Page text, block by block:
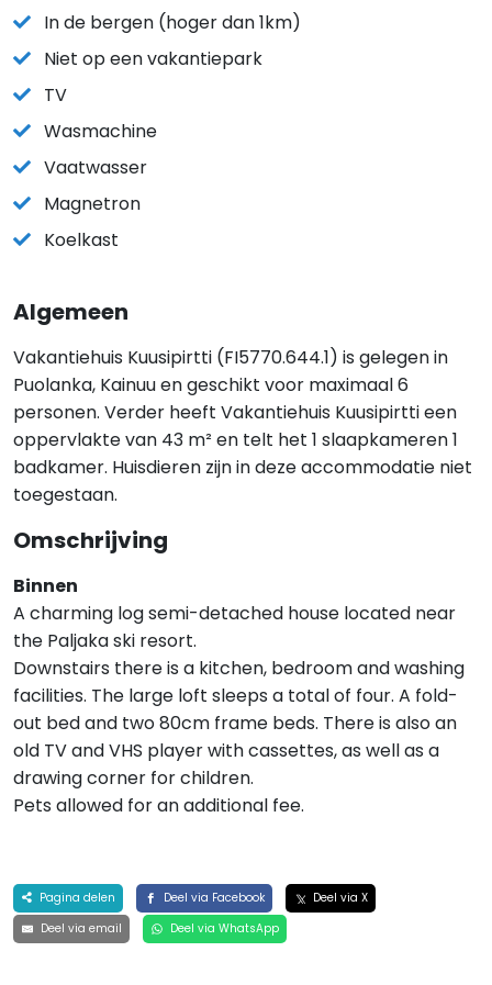
In de bergen (hoger dan 1km)
Niet op een vakantiepark
TV
Wasmachine
Vaatwasser
Magnetron
Koelkast
Algemeen
Vakantiehuis Kuusipirtti (FI5770.644.1) is gelegen in
Puolanka, Kainuu en geschikt voor maximaal 6
personen. Verder heeft Vakantiehuis Kuusipirtti een
oppervlakte van 43 m² en telt het 1 slaapkameren 1
badkamer. Huisdieren zijn in deze accommodatie niet
toegestaan.
Omschrijving
Binnen
A charming log semi-detached house located near
the Paljaka ski resort.
Downstairs there is a kitchen, bedroom and washing
facilities. The large loft sleeps a total of four. A fold-
out bed and two 80cm frame beds. There is also an
old TV and VHS player with cassettes, as well as a
drawing corner for children.
Pets allowed for an additional fee.
Pagina delen Deel via Facebook
Deel via X
Deel via email
Deel via WhatsApp